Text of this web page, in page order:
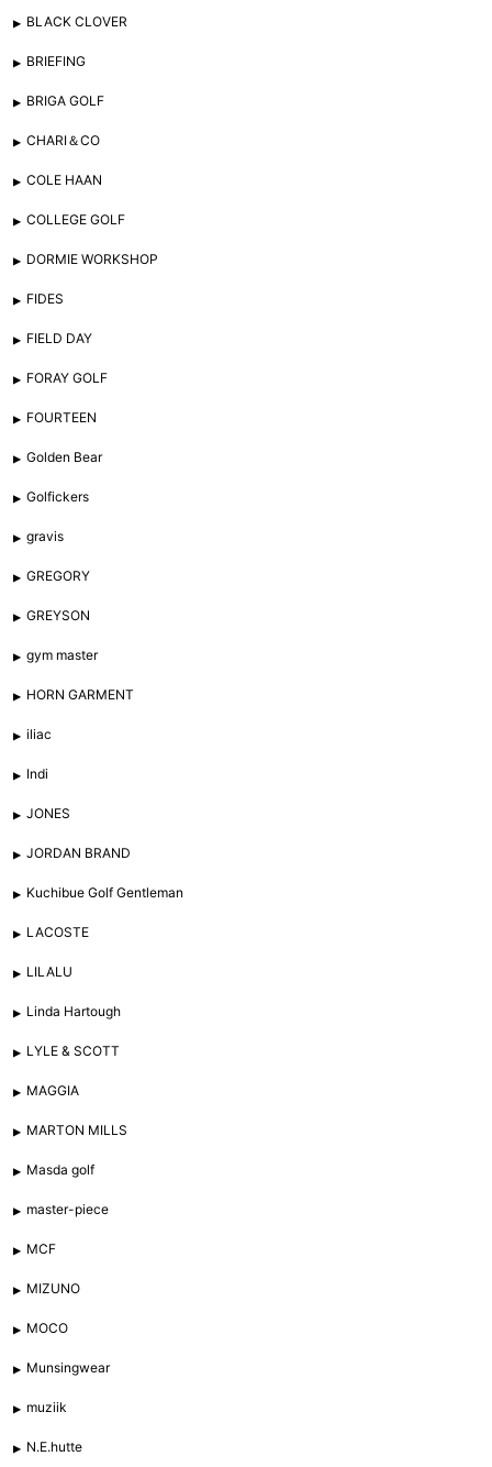
BLACK CLOVER
BRIEFING
BRIGA GOLF
CHARI＆CO
COLE HAAN
COLLEGE GOLF
DORMIE WORKSHOP
FIDES
FIELD DAY
FORAY GOLF
FOURTEEN
Golden Bear
Golfickers
gravis
GREGORY
GREYSON
gym master
HORN GARMENT
iliac
Indi
JONES
JORDAN BRAND
Kuchibue Golf Gentleman
LACOSTE
LILALU
Linda Hartough
LYLE & SCOTT
MAGGIA
MARTON MILLS
Masda golf
master-piece
MCF
MIZUNO
MOCO
Munsingwear
muziik
N.E.hutte